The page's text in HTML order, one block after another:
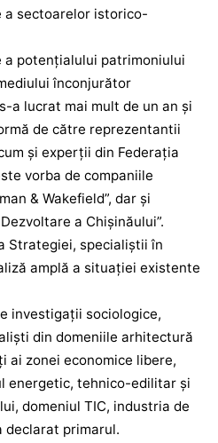
a sectoarelor istorico-
a potențialului patrimoniului
înconjurător
a lucrat mai mult de un an și
de către reprezentant‌ii
ș‌i experț‌ii din Federația
vorba de companiile
& Wakefield”, dar și
a Chișinăului”.
Strategiei, specialiștii în
amplă a situației existente
investigații sociologice,
din domeniile arhitectură
ai zonei economice libere,
energetic, tehnico-edilitar și
domeniul TIC, industria de
declarat primarul.